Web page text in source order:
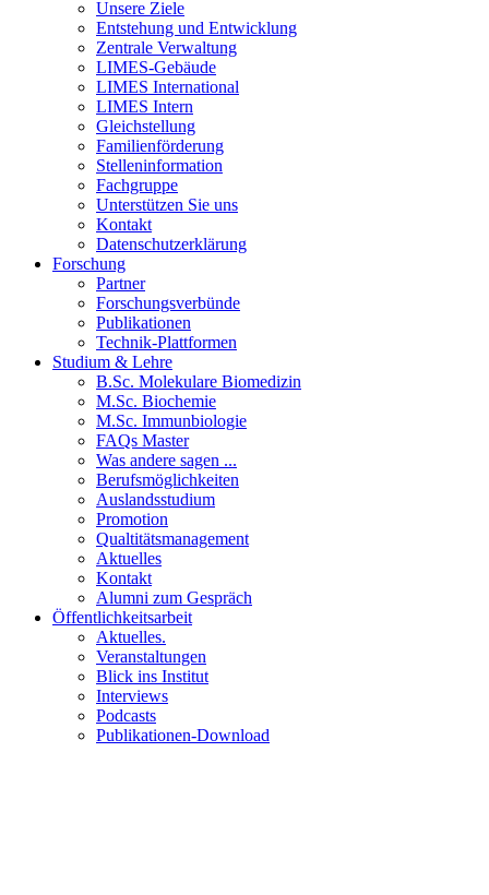
Unsere Ziele
Entstehung und Entwicklung
Zentrale Verwaltung
LIMES-Gebäude
LIMES International
LIMES Intern
Gleichstellung
Familienförderung
Stelleninformation
Fachgruppe
Unterstützen Sie uns
Kontakt
Datenschutzerklärung
Forschung
Partner
Forschungsverbünde
Publikationen
Technik-Plattformen
Studium & Lehre
B.Sc. Molekulare Biomedizin
M.Sc. Biochemie
M.Sc. Immunbiologie
FAQs Master
Was andere sagen ...
Berufsmöglichkeiten
Auslandsstudium
Promotion
Qualtitätsmanagement
Aktuelles
Kontakt
Alumni zum Gespräch
Öffentlichkeitsarbeit
Aktuelles.
Veranstaltungen
Blick ins Institut
Interviews
Podcasts
Publikationen-Download